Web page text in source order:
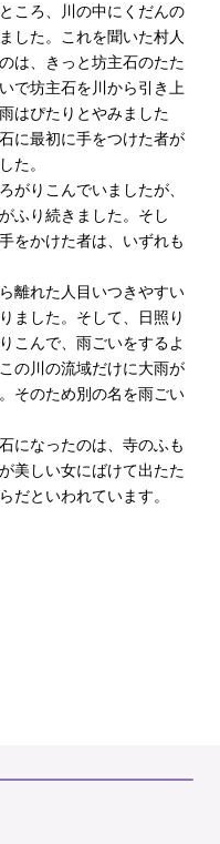
ころ、川の中にくだんの
した。これを聞いた村人
は、きっと坊主石のたた
で坊主石を川から引き上
はぴたりとやみました
に最初に手をつけた者が
た。
がりこんでいましたが、
ふり続きました。そし
をかけた者は、いずれも
離れた人目いつきやすい
ました。そして、日照り
こんで、雨ごいをするよ
の川の流域だけに大雨が
そのため別の名を雨ごい
になったのは、寺のふも
美しい女にばけて出たた
だといわれています。